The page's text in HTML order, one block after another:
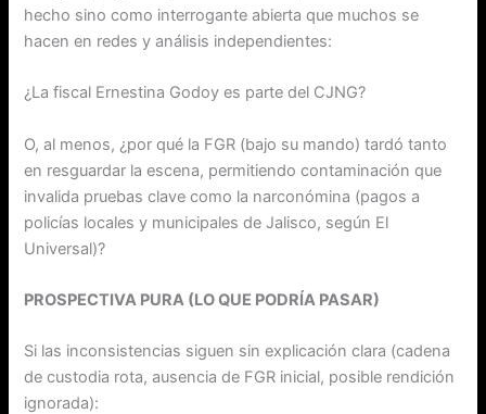
hecho sino como interrogante abierta que muchos se
hacen en redes y análisis independientes:
¿La fiscal Ernestina Godoy es parte del CJNG?
O, al menos, ¿por qué la FGR (bajo su mando) tardó tanto
en resguardar la escena, permitiendo contaminación que
invalida pruebas clave como la narconómina (pagos a
policías locales y municipales de Jalisco, según El
Universal)?
PROSPECTIVA PURA (LO QUE PODRÍA PASAR)
Si las inconsistencias siguen sin explicación clara (cadena
de custodia rota, ausencia de FGR inicial, posible rendición
ignorada):